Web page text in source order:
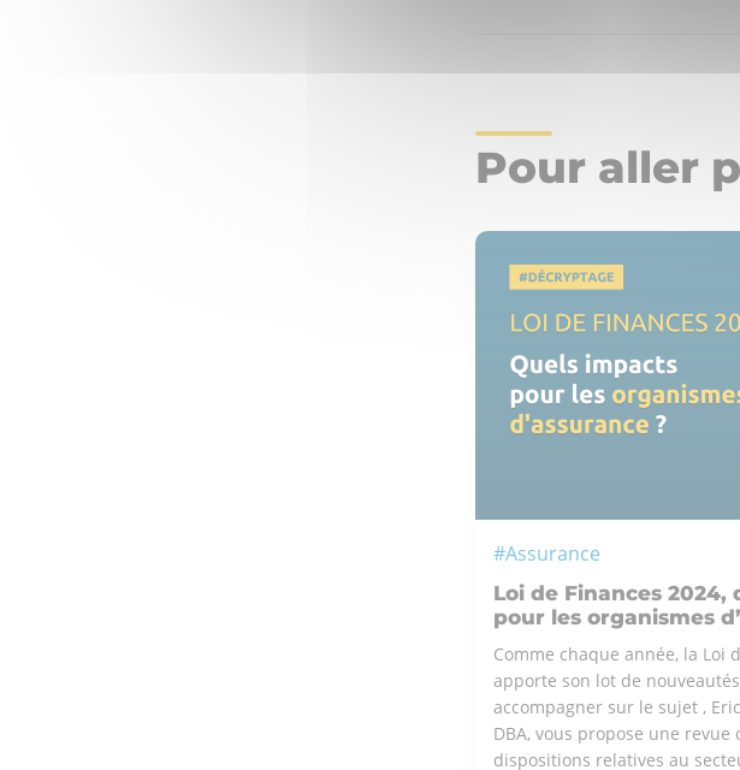
Pour aller
#Assurance
Loi de Finances 2024,
pour les organismes
Comme chaque année, la Loi
apporte son lot de
accompagner sur le sujet ,
DBA, vous propose une revue
dispositions relatives au